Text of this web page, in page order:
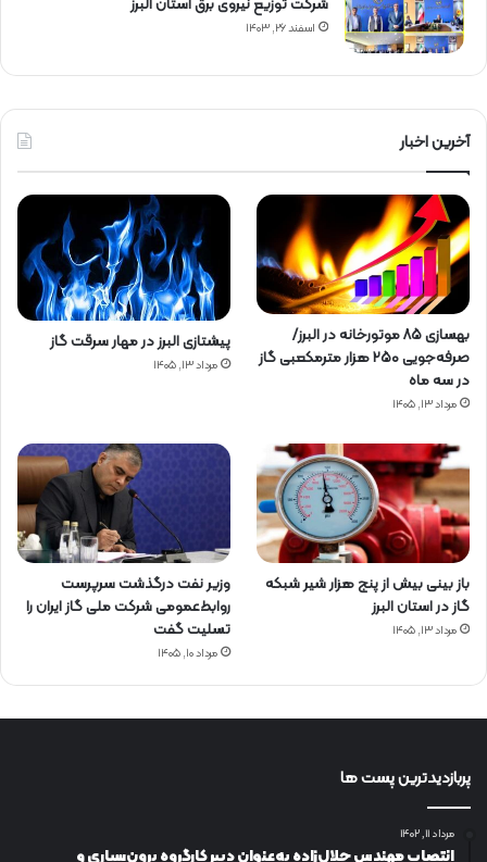
شركت توزیع نیروی برق استان البرز
اسفند ۲۶, ۱۴۰۳
آخرین اخبار
بهسازی ۸۵ موتورخانه در البرز/
صرفه‌جویی ۲۵۰ هزار مترمکعبی گاز
در سه ماه
مرداد ۱۳, ۱۴۰۵
پیشتازی البرز در مهار سرقت گاز
مرداد ۱۳, ۱۴۰۵
باز بینی بیش از پنج هزار شیر شبکه
گاز در استان البرز
مرداد ۱۳, ۱۴۰۵
وزیر نفت درگذشت سرپرست
روابط‌عمومی شرکت ملی گاز ایران را
تسلیت گفت
مرداد ۱۰, ۱۴۰۵
پربازدیدترین پست ها
مرداد ۱۱, ۱۴۰۲